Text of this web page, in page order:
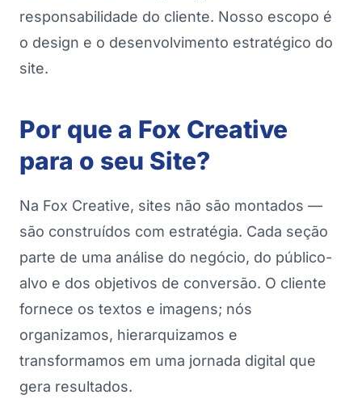
responsabilidade do cliente. Nosso escopo é
o design e o desenvolvimento estratégico do
site.
Por que a Fox Creative
para o seu Site?
Na Fox Creative, sites não são montados —
são construídos com estratégia. Cada seção
parte de uma análise do negócio, do público-
alvo e dos objetivos de conversão. O cliente
fornece os textos e imagens; nós
organizamos, hierarquizamos e
transformamos em uma jornada digital que
gera resultados.